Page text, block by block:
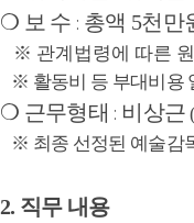
❍ 보 수 : 총액 5천만
※ 관계법령에 따른
※ 활동비 등 부대비용
❍ 근무형태 : 비상근 (
※ 최종 선정된 예술감
2. 직무 내용